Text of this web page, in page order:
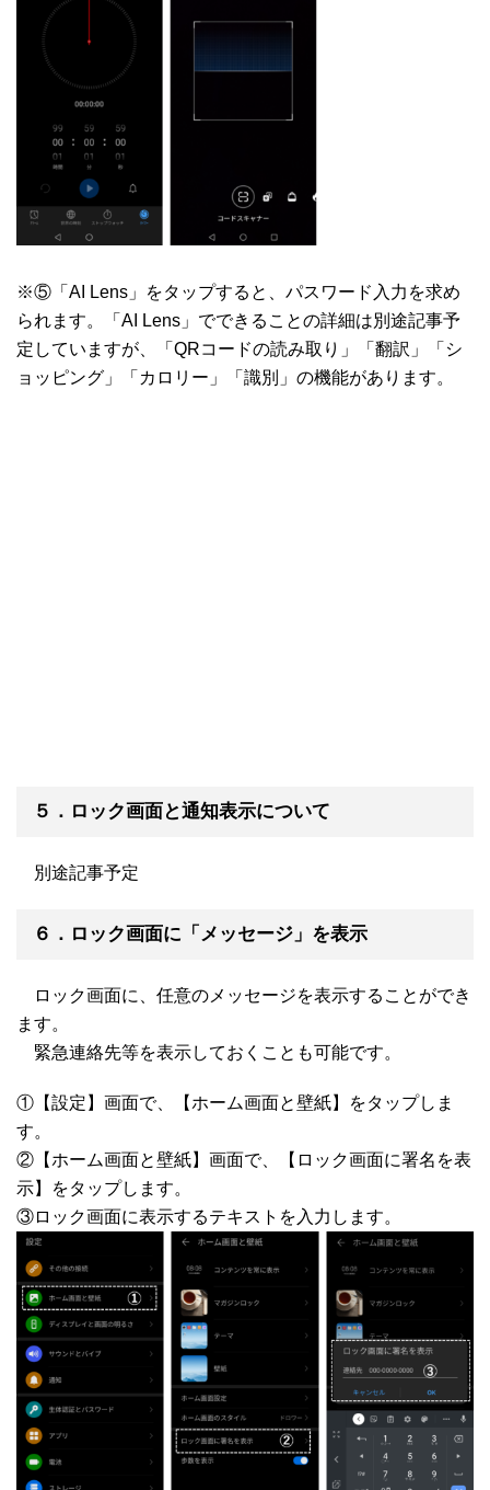
※⑤「AI Lens」をタップすると、パスワード入力を求め
られます。「AI Lens」でできることの詳細は別途記事予
定していますが、「QRコードの読み取り」「翻訳」「シ
ョッピング」「カロリー」「識別」の機能があります。
５．ロック画面と通知表示について
別途記事予定
６．ロック画面に「メッセージ」を表示
ロック画面に、任意のメッセージを表示することができ
ます。
緊急連絡先等を表示しておくことも可能です。
①【設定】画面で、【ホーム画面と壁紙】をタップしま
す。
②【ホーム画面と壁紙】画面で、【ロック画面に署名を表
示】をタップします。
③ロック画面に表示するテキストを入力します。